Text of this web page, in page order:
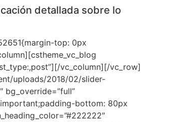
detallada sobre lo
top: 0px
vc_column][/vc_row]
uploads/2018/02/slider-
bg_override=”full”
bottom: 80px